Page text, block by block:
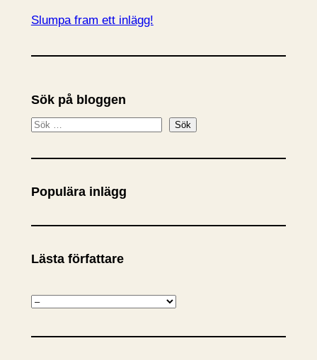
Slumpa fram ett inlägg!
Sök på bloggen
S
k
Sök
Populära inlägg
Lästa författare
K
t